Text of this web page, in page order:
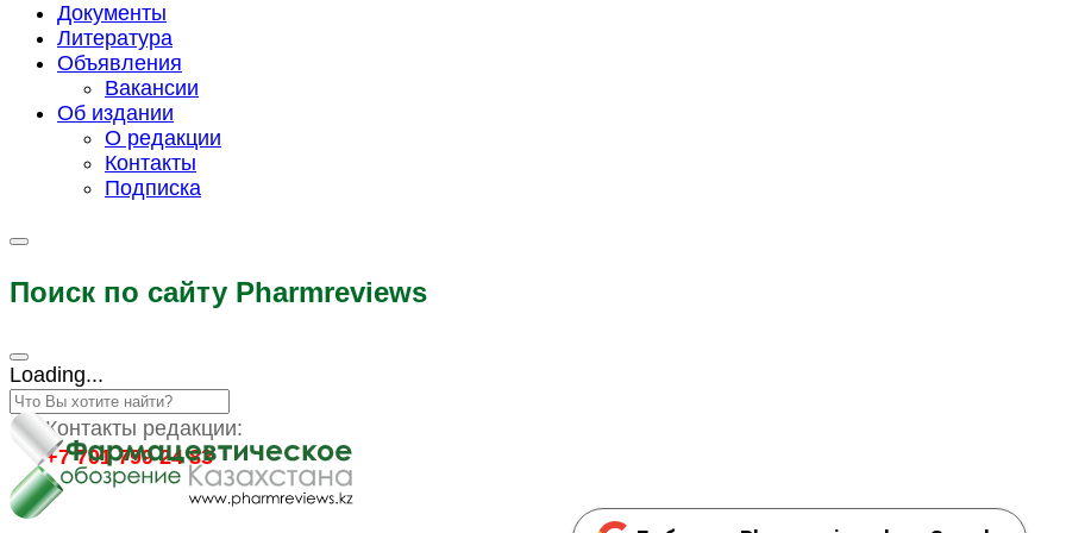
Документы
Литература
Объявления
Вакансии
Об издании
О редакции
Контакты
Подписка
Поиск по сайту Pharmreviews
Loading...
Контакты редакции:
+7 701 799 24 83